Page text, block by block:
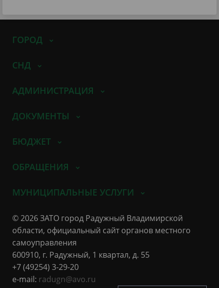
ГОРОД
СНД
АДМИНИСТРАЦИЯ
ДОКУМЕНТЫ
БЮДЖЕТ
ОБРАЩЕНИЯ
МУНИЦИПАЛЬНЫЕ УСЛУГИ
© 2026 ЗАТО город Радужный Владимирской
области, официальный сайт органов местного
самоуправления
600910, г. Радужный, 1 квартал, д. 55
+7 (49254) 3-29-20
e-mail: radugn@avo.ru